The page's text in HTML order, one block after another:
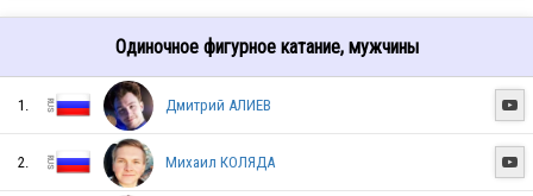
RUS
RUS
Одиночное фигурное катание, мужчины
1. Дмитрий АЛИЕВ 
2. Михаил КОЛЯДА 